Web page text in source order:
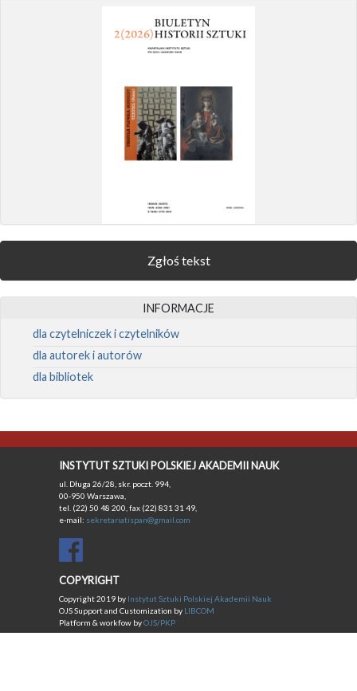
Zgłoś tekst
INFORMACJE
dla czytelniczek i czytelników
dla autorek i autorów
dla bibliotek
INSTYTUT SZTUKI POLSKIEJ AKADEMII NAUK
ul. Długa 26/28, skr. poczt. 994,
00-950 Warszawa,
tel. (22) 50 48 200, fax (22) 831 31 49,
e-mail: sekretariatispan@gmail.com
COPYRIGHT
Copyright 2019 by Instytut Sztuki Polskiej Akademii Nauk
OJS Support and Customization by LIBCOM
Platform & workfow byOJS/PKP